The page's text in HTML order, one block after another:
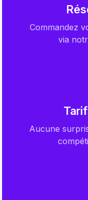
Commandez
via
Aucune